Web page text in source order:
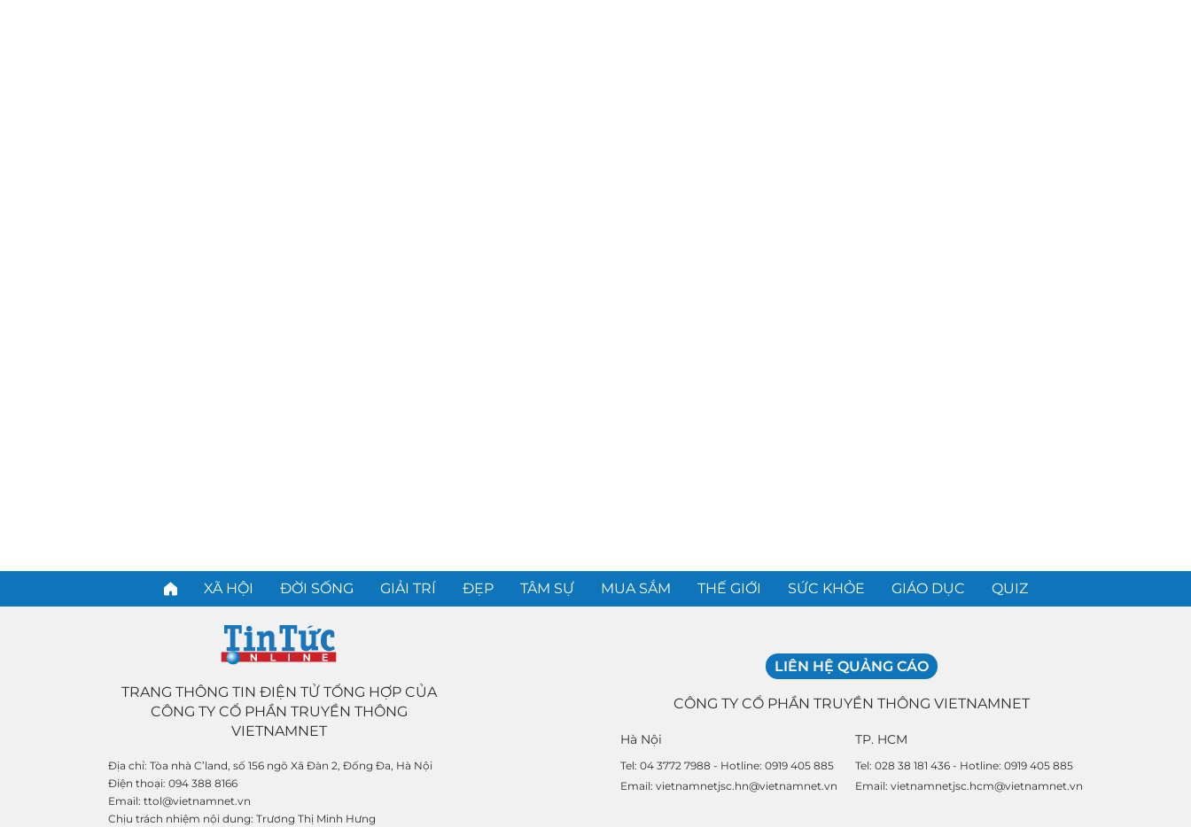
XÃ HỘI ĐỜI SỐNG GIẢI TRÍ ĐẸP TÂM SỰ MUA SẮM THẾ GIỚI SỨC KHỎE GIÁO DỤC QUIZ
TRANG THÔNG TIN ĐIỆN TỬ TỔNG HỢP CỦA
CÔNG TY CỔ PHẦN TRUYỀN THÔNG
VIETNAMNET
Địa chỉ: Tòa nhà C’land, số 156 ngõ Xã Đàn 2, Đống Đa, Hà Nội
Điện thoại: 094 388 8166
Email: ttol@vietnamnet.vn
Chịu trách nhiệm nội dung: Trương Thị Minh Hưng
LIÊN HỆ QUẢNG CÁO
CÔNG TY CỔ PHẦN TRUYỀN THÔNG VIETNAMNET
Hà Nội
Tel: 04 3772 7988 - Hotline: 0919 405 885
Email: vietnamnetjsc.hn@vietnamnet.vn
TP. HCM
Tel: 028 38 181 436 - Hotline: 0919 405 885
Email: vietnamnetjsc.hcm@vietnamnet.vn